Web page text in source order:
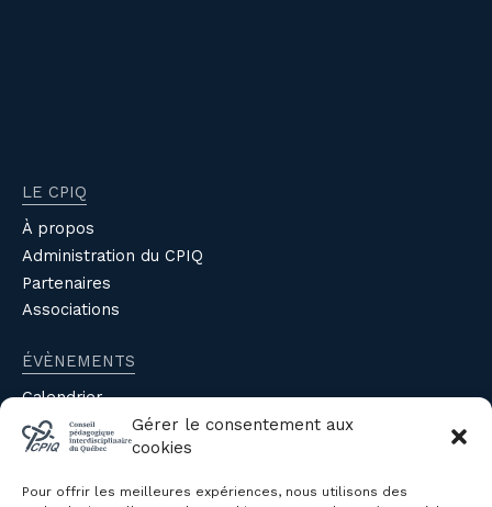
Gérer le consentement aux
cookies
Pour offrir les meilleures expériences, nous utilisons des
LE CPIQ
À propos
Administration du CPIQ
Partenaires
Associations
ÉVÈNEMENTS
Calendrier
Évènements du CPIQ